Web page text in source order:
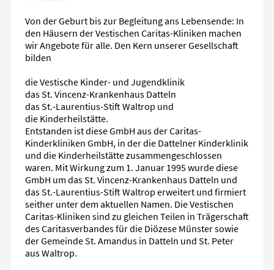
Von der Geburt bis zur Begleitung ans Lebensende: In
den Häusern der Vestischen Caritas-Kliniken machen
wir Angebote für alle. Den Kern unserer Gesellschaft
bilden
die Vestische Kinder- und Jugendklinik
das St. Vincenz-Krankenhaus Datteln
das St.-Laurentius-Stift Waltrop und
die Kinderheilstätte.
Entstanden ist diese GmbH aus der Caritas-
Kinderkliniken GmbH, in der die Dattelner Kinderklinik
und die Kinderheilstätte zusammengeschlossen
waren. Mit Wirkung zum 1. Januar 1995 wurde diese
GmbH um das St. Vincenz-Krankenhaus Datteln und
das St.-Laurentius-Stift Waltrop erweitert und firmiert
seither unter dem aktuellen Namen. Die Vestischen
Caritas-Kliniken sind zu gleichen Teilen in Trägerschaft
des Caritasverbandes für die Diözese Münster sowie
der Gemeinde St. Amandus in Datteln und St. Peter
aus Waltrop.